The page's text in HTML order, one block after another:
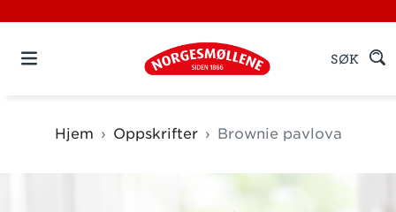
SØK
Hjem Oppskrifter Brownie pavlova